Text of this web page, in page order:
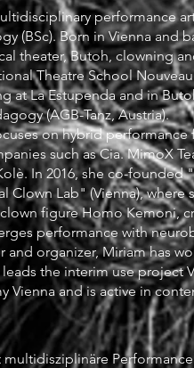
performance
(BSc). Born in Vienna and
theater, Butoh, clowning
Theatre School
at La Estupenda and in
(AGB-Tanz, Austria).
on hybrid
such as Cia. MimoX
In 2016, she co-founded
Clown Lab" (Vienna), where
figure Homo Kemoni,
performance with
and organizer, Miriam has
leads the interim use project
Vienna and is active in
multidisziplinäre